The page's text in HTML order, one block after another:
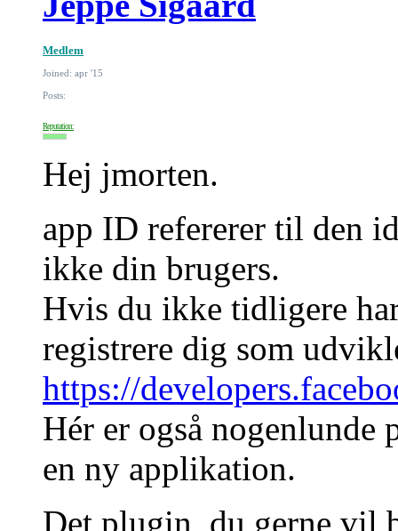
Medlem
Joined: apr '15
Posts:
Reputation:
Hej jmorten.
app ID refererer til den
ikke din brugers.
Hvis du ikke tidligere
registrere dig som
https://
Hér er også nogenlunde
en ny applikation.
Det plugin, du gerne vil